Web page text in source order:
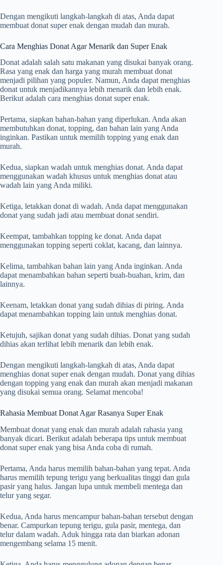
Dengan mengikuti langkah-langkah di atas, Anda dapat
membuat donat super enak dengan mudah dan murah.
Cara Menghias Donat Agar Menarik dan Super Enak
Donat adalah salah satu makanan yang disukai banyak orang.
Rasa yang enak dan harga yang murah membuat donat
menjadi pilihan yang populer. Namun, Anda dapat menghias
donat untuk menjadikannya lebih menarik dan lebih enak.
Berikut adalah cara menghias donat super enak.
Pertama, siapkan bahan-bahan yang diperlukan. Anda akan
membutuhkan donat, topping, dan bahan lain yang Anda
inginkan. Pastikan untuk memilih topping yang enak dan
murah.
Kedua, siapkan wadah untuk menghias donat. Anda dapat
menggunakan wadah khusus untuk menghias donat atau
wadah lain yang Anda miliki.
Ketiga, letakkan donat di wadah. Anda dapat menggunakan
donat yang sudah jadi atau membuat donat sendiri.
Keempat, tambahkan topping ke donat. Anda dapat
menggunakan topping seperti coklat, kacang, dan lainnya.
Kelima, tambahkan bahan lain yang Anda inginkan. Anda
dapat menambahkan bahan seperti buah-buahan, krim, dan
lainnya.
Keenam, letakkan donat yang sudah dihias di piring. Anda
dapat menambahkan topping lain untuk menghias donat.
Ketujuh, sajikan donat yang sudah dihias. Donat yang sudah
dihias akan terlihat lebih menarik dan lebih enak.
Dengan mengikuti langkah-langkah di atas, Anda dapat
menghias donat super enak dengan mudah. Donat yang dihias
dengan topping yang enak dan murah akan menjadi makanan
yang disukai semua orang. Selamat mencoba!
Rahasia Membuat Donat Agar Rasanya Super Enak
Membuat donat yang enak dan murah adalah rahasia yang
banyak dicari. Berikut adalah beberapa tips untuk membuat
donat super enak yang bisa Anda coba di rumah.
Pertama, Anda harus memilih bahan-bahan yang tepat. Anda
harus memilih tepung terigu yang berkualitas tinggi dan gula
pasir yang halus. Jangan lupa untuk membeli mentega dan
telur yang segar.
Kedua, Anda harus mencampur bahan-bahan tersebut dengan
benar. Campurkan tepung terigu, gula pasir, mentega, dan
telur dalam wadah. Aduk hingga rata dan biarkan adonan
mengembang selama 15 menit.